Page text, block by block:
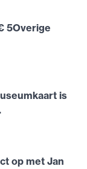
5Overige
is
op met Jan